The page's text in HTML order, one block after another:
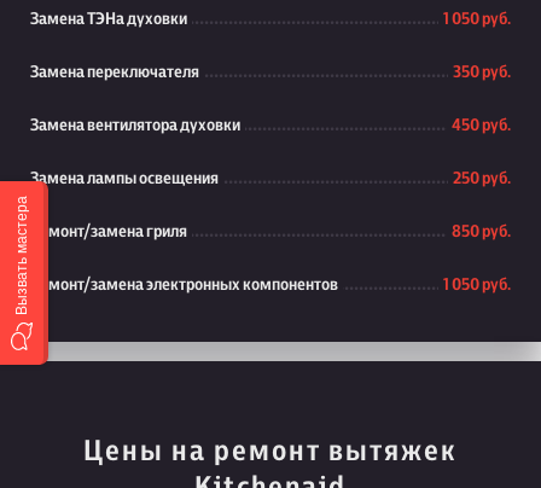
Замена ТЭНа духовки 1 050 руб.
Замена переключателя 350 руб.
Замена вентилятора духовки 450 руб.
Замена лампы освещения 250 руб.
Ремонт/замена гриля 850 руб.
Ремонт/замена электронных компонентов 1 050 руб.
Цены на ремонт вытяжек
Вызвать мастера